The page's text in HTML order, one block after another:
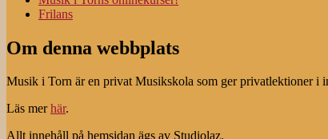
Frilans
Om denna webbplats
Musik i Torn är en privat Musikskola som ger privatlektioner i
Läs merhär.
Allt innehåll på hemsidan ägs av Studiolaz.